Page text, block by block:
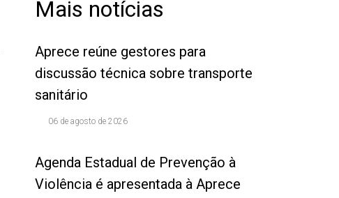
Mais notícias
Aprece reúne gestores para
discussão técnica sobre transporte
sanitário
06 de agosto de 2026
Agenda Estadual de Prevenção à
Violência é apresentada à Aprece